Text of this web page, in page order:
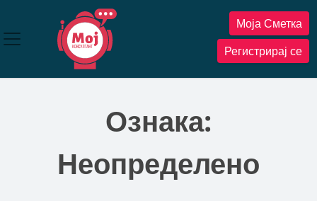
содржината
Моја Сметка
Регистрирај се
Ознака:
Неопределено